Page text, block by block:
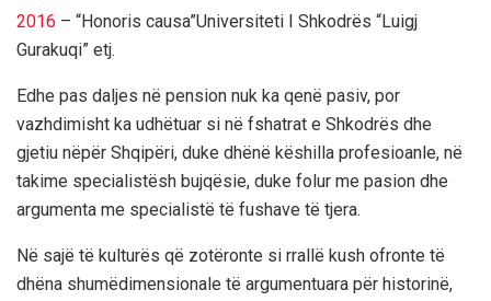
2016 – “Honoris causa”Universiteti I Shkodrës “Luigj
Gurakuqi” etj.
Edhe pas daljes në pension nuk ka qenë pasiv, por
vazhdimisht ka udhëtuar si në fshatrat e Shkodrës dhe
gjetiu nëpër Shqipëri, duke dhënë këshilla profesioanle, në
takime specialistësh bujqësie, duke folur me pasion dhe
argumenta me specialistë të fushave të tjera.
Në sajë të kulturës që zotëronte si rrallë kush ofronte të
dhëna shumëdimensionale të argumentuara për historinë,